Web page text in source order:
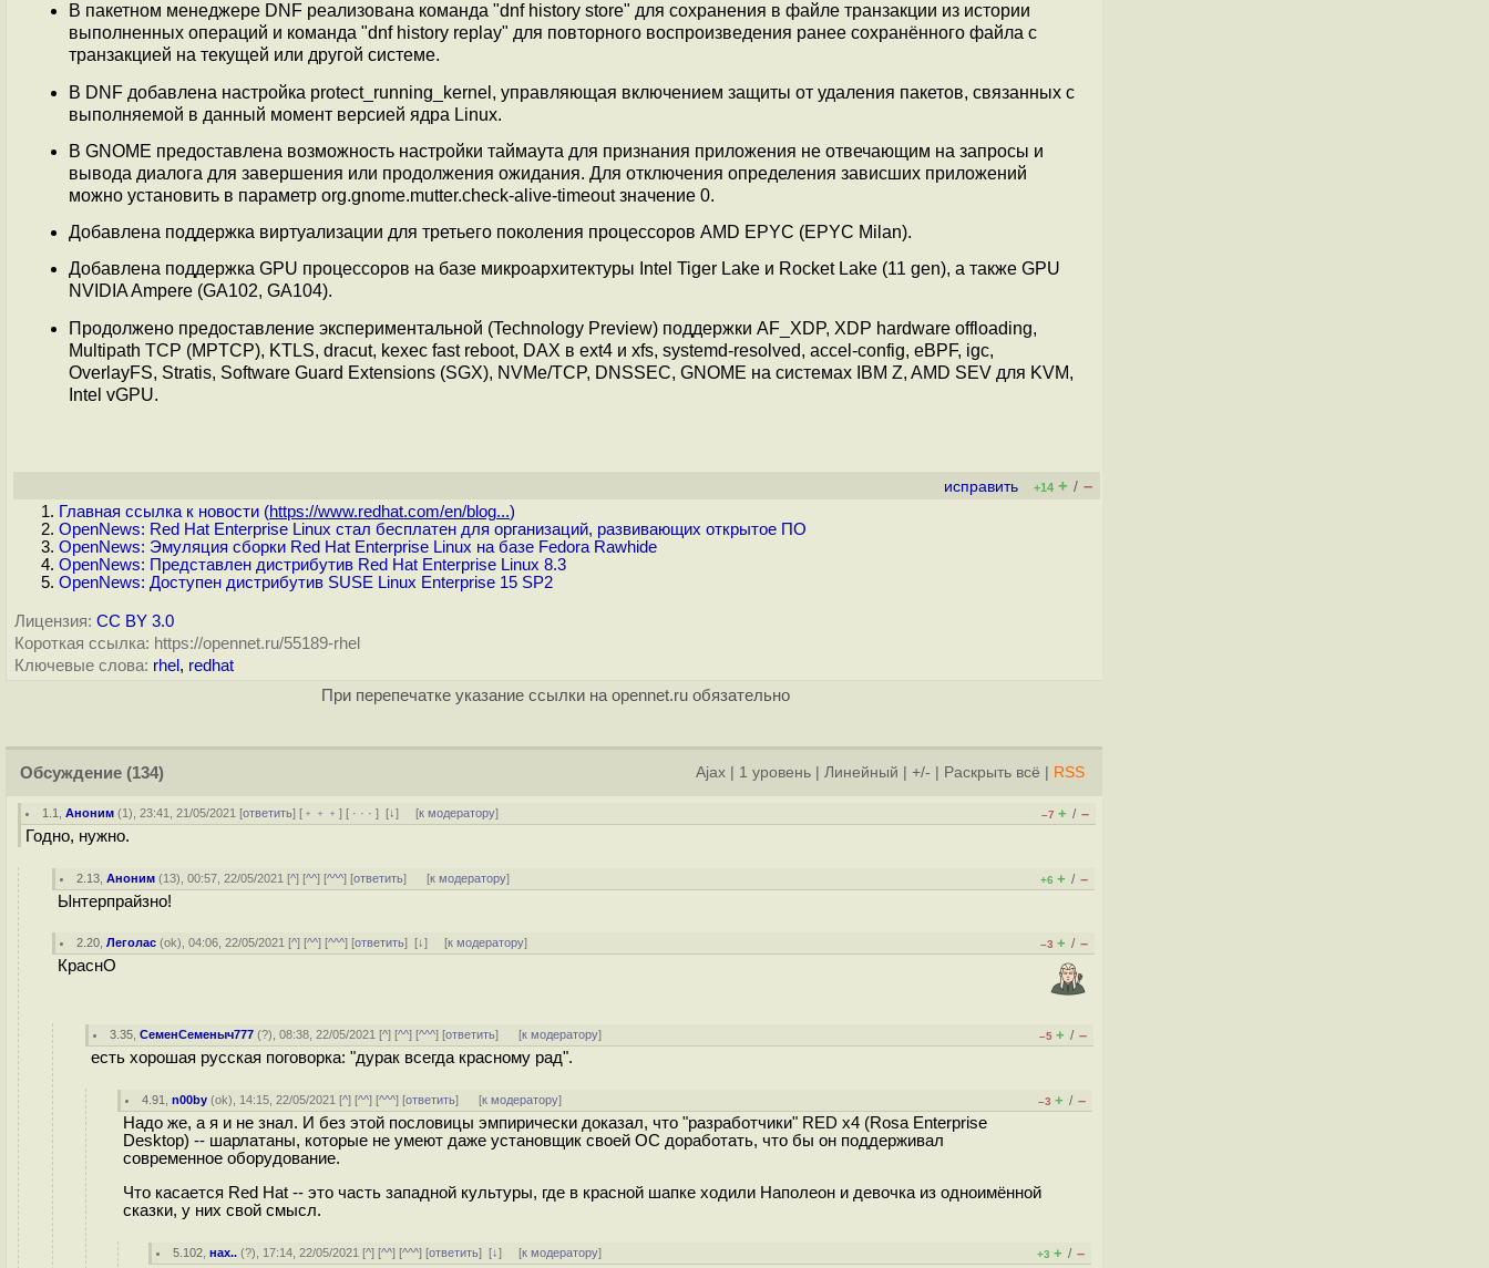
В пакетном менеджере DNF реализована команда "dnf history store" для сохранения в файле транзакции из истории
выполненных операций и команда "dnf history replay" для повторного воспроизведения ранее сохранённого файла с
транзакцией на текущей или другой системе.
В DNF добавлена настройка protect_running_kernel, управляющая включением защиты от удаления пакетов, связанных с
выполняемой в данный момент версией ядра Linux.
В GNOME предоставлена возможность настройки таймаута для признания приложения не отвечающим на запросы и
вывода диалога для завершения или продолжения ожидания. Для отключения определения зависших приложений
можно установить в параметр org.gnome.mutter.check-alive-timeout значение 0.
Добавлена поддержка виртуализации для третьего поколения процессоров AMD EPYC (EPYC Milan).
Добавлена поддержка GPU процессоров на базе микроархитектуры Intel Tiger Lake и Rocket Lake (11 gen), а также GPU
NVIDIA Ampere (GA102, GA104).
Продолжено предоставление экспериментальной (Technology Preview) поддержки AF_XDP, XDP hardware offloading,
Multipath TCP (MPTCP), KTLS, dracut, kexec fast reboot, DAX в ext4 и xfs, systemd-resolved, accel-config, eBPF, igc,
OverlayFS, Stratis, Software Guard Extensions (SGX), NVMe/TCP, DNSSEC, GNOME на системах IBM Z, AMD SEV для KVM,
Intel vGPU.
исправить +14 + / –
Главная ссылка к новости (https://www.redhat.com/en/blog...)
OpenNews: Red Hat Enterprise Linux стал бесплатен для организаций, развивающих открытое ПО
OpenNews: Эмуляция сборки Red Hat Enterprise Linux на базе Fedora Rawhide
OpenNews: Представлен дистрибутив Red Hat Enterprise Linux 8.3
OpenNews: Доступен дистрибутив SUSE Linux Enterprise 15 SP2
Лицензия: CC BY 3.0
Короткая ссылка: https://opennet.ru/55189-rhel
Ключевые слова: rhel , redhat
При перепечатке указание ссылки на opennet.ru обязательно
Обсуждение (134) Ajax 1 уровень Линейный +/- Раскрыть всё RSS
1.1 ,Аноним (1), 23:41, 21/05/2021 [ответить] [ ﹢﹢﹢] [ · · ·][↓] [к модератору] –7 + / –
Годно, нужно.
2.13 ,Аноним (13), 00:57, 22/05/2021 [^] [^^] [^^^] [ответить] [к модератору] +6 + / –
Ынтерпрайзно!
2.20 ,Леголас (ok), 04:06, 22/05/2021 [^] [^^] [^^^] [ответить][↓] [к модератору] –3 + / –
КраснО
3.35 ,СеменСеменыч777 (?), 08:38, 22/05/2021 [^] [^^] [^^^] [ответить] [к модератору] –5 + / –
есть хорошая русская поговорка: "дурак всегда красному рад".
4.91 ,n00by (ok), 14:15, 22/05/2021 [^] [^^] [^^^] [ответить] [к модератору] –3 + / –
Надо же, а я и не знал. И без этой пословицы эмпирически доказал, что "разработчики" RED x4 (Rosa Enterprise
Desktop) -- шарлатаны, которые не умеют даже установщик своей ОС доработать, что бы он поддерживал
современное оборудование.
Что касается Red Hat -- это часть западной культуры, где в красной шапке ходили Наполеон и девочка из одноимённой
сказки, у них свой смысл.
5.102 ,нах.. (?), 17:14, 22/05/2021 [^] [^^] [^^^] [ответить][↓] [к модератору] +3 + / –